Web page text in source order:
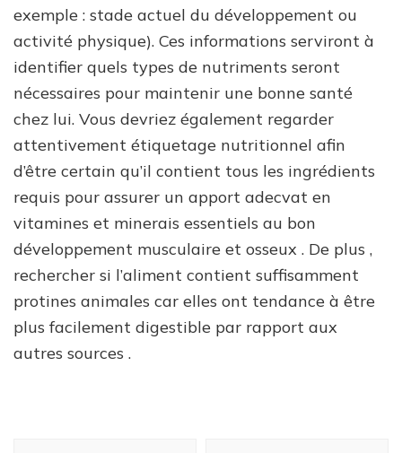
exemple : stade actuel du développement ou
activité physique). Ces informations serviront à
identifier quels types de nutriments seront
nécessaires pour maintenir une bonne santé
chez lui. Vous devriez également regarder
attentivement étiquetage nutritionnel afin
d’être certain qu’il contient tous les ingrédients
requis pour assurer un apport adecvat en
vitamines et minerais essentiels au bon
développement musculaire et osseux . De plus ,
rechercher si l’aliment contient suffisamment
protines animales car elles ont tendance à être
plus facilement digestible par rapport aux
autres sources .